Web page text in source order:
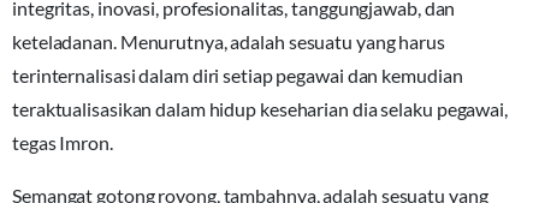
integritas, inovasi, profesionalitas, tanggungjawab, dan
keteladanan. Menurutnya, adalah sesuatu yang harus
terinternalisasi dalam diri setiap pegawai dan kemudian
teraktualisasikan dalam hidup keseharian dia selaku pegawai,
tegas Imron.
Semangat gotong royong, tambahnya, adalah sesuatu yang